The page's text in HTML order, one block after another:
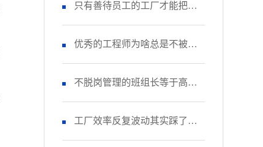
厂终究走不远
只有善待员工的工厂才能把产
品做好！
优秀的工程师为啥总是不被重
视？
不脱岗管理的班组长等于高级
杂工
工厂效率反复波动其实踩了这